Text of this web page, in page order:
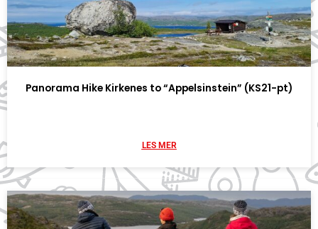
Panorama Hike Kirkenes to “Appelsinstein” (KS21-pt)
LES MER